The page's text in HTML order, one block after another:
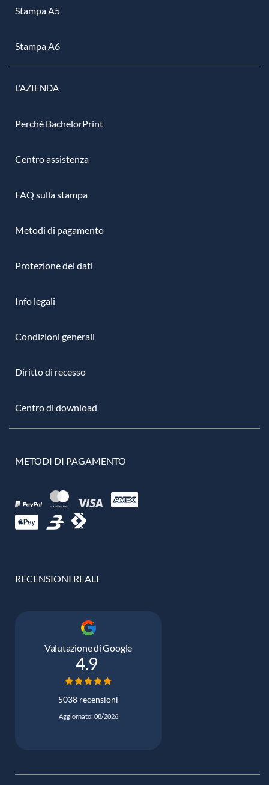
Stampa A5
Stampa A6
L’AZIENDA
Perché BachelorPrint
Centro assistenza
FAQ sulla stampa
Metodi di pagamento
Protezione dei dati
Info legali
Condizioni generali
Diritto di recesso
Centro di download
METODI DI PAGAMENTO
RECENSIONI REALI
Valutazione di Google
4.9
5038 recensioni
Aggiornato: 08/2026